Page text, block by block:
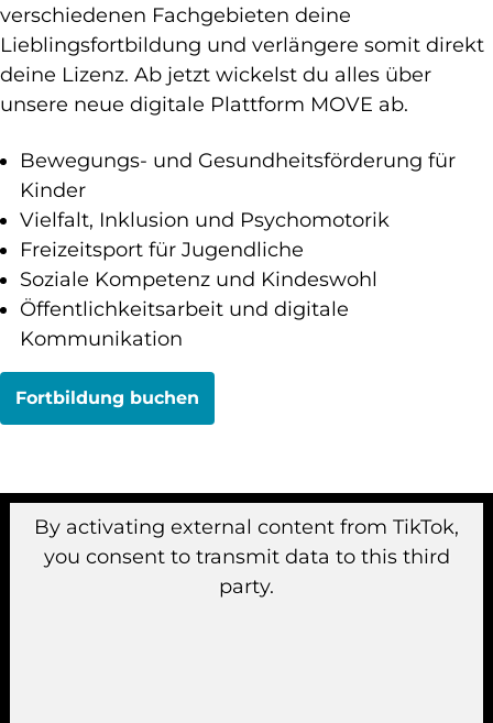
verschiedenen Fachgebieten deine
Lieblingsfortbildung und verlängere somit direkt
deine Lizenz. Ab jetzt wickelst du alles über
unsere neue digitale Plattform MOVE ab.
Bewegungs- und Gesundheitsförderung für
Kinder
Vielfalt, Inklusion und Psychomotorik
Freizeitsport für Jugendliche
Soziale Kompetenz und Kindeswohl
Öffentlichkeitsarbeit und digitale
Kommunikation
Fortbildung buchen
By activating external content from TikTok,
you consent to transmit data to this third
party.